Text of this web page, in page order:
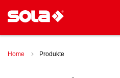
Home Produkte